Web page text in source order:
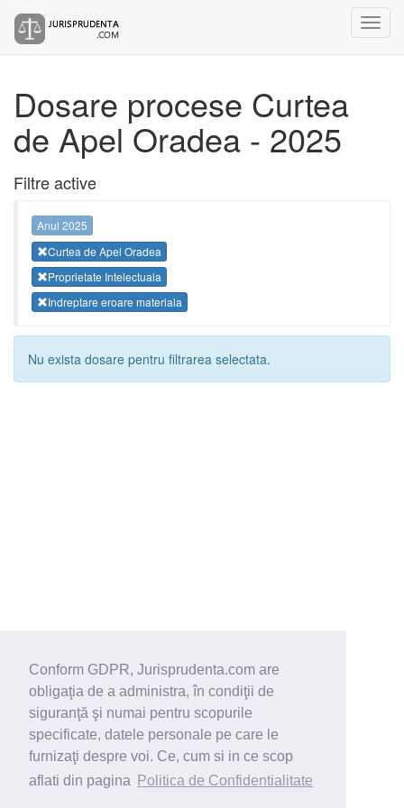
Conform GDPR, Jurisprudenta.com are
obligaţia de a administra, în condiţii de
siguranţă şi numai pentru scopurile
specificate, datele personale pe care le
furnizaţi despre voi. Ce, cum si in ce scop
aflati din pagina
Politica de Confidentialitate
Dosare procese Curtea
de Apel Oradea - 2025
Filtre active
Anul 2025
Curtea de Apel Oradea
Proprietate Intelectuala
Indreptare eroare materiala
Nu exista dosare pentru filtrarea selectata.